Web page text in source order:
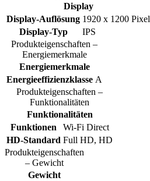
Display
Display-Auflösung 1920 x 1200 Pixel
Display-Typ
IPS
Produkteigenschaften –
Energiemerkmale
Energiemerkmale
Energieeffizienzklasse A
Produkteigenschaften –
Funktionalitäten
Funktionalitäten
Funktionen
Wi-Fi Direct
HD-Standard Full HD, HD
Produkteigenschaften
– Gewicht
Gewicht